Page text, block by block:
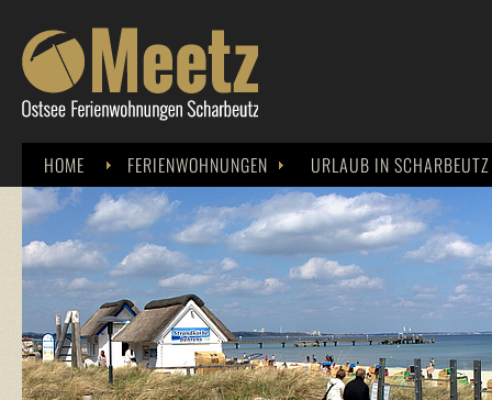
HOME FERIENWOHNUNGEN URLAUB IN SCHARBEUTZ